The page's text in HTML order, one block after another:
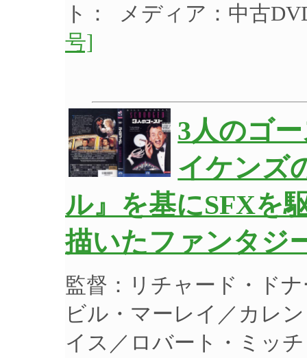
ト： メディア：中古
号]
3人のゴ
イケンズ
ル』を基にSFXを
描いたファンタジ
監督：リチャード・ド
ビル・マーレイ／カレ
イス／ロバート・ミッ